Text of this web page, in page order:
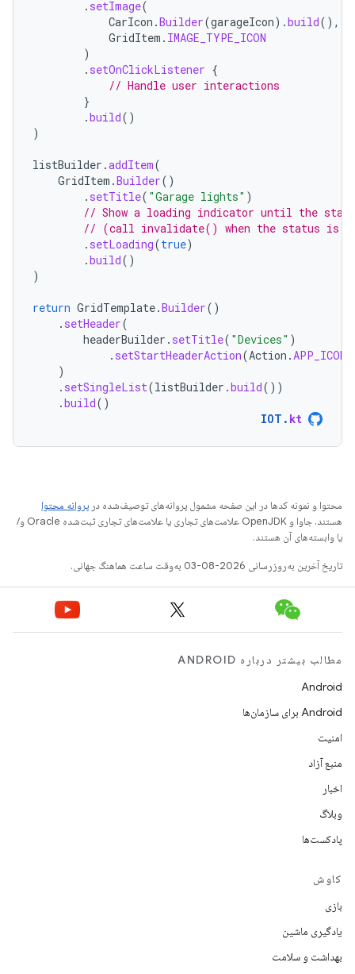
. setImage(
CarIcon .Builder(garageIcon).build(),
GridItem . IMAGE_TYPE_ICON
)
. setOnClickListener {
// Handle user interactions
}
.build()
)
listBuilder .addItem(
GridItem .Builder()
. setTitle( "Garage lights" )
// Show a loading indicator until the
// (call invalidate() when the status is
. setLoading(true)
.build()
)
return GridTemplate.Builder()
. setHeader(
headerBuilder . setTitle( "Devices" )
. setStartHeaderAction(Action .APP_ICON
)
. setSingleList(listBuilder .build())
.build()
IOT . kt
محتوا و نمونه کدها در این صفحه مشمول پروانه‌های توصیف‌شده در پروانه محتوا
هستند. جاوا و OpenJDK علامت‌های تجاری یا علامت‌های تجاری ثبت‌شده Oracle و/
یا وابسته‌های آن هستند.
تاریخ آخرین به‌روزرسانی 2026-08-03 به‌وقت ساعت هماهنگ جهانی.
مطالب بیشتر درباره ANDROID
Android
Android برای سازمان‌ها
امنیت
منبع آزاد
اخبار
وبلاگ
پادکست‌ها
کاوش
بازی
یادگیری ماشین
بهداشت و سلامت